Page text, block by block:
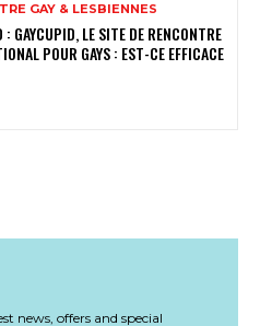
GAY & LESBIENNES
: GAYCUPID, LE SITE DE RENCONTRE
POUR GAYS : EST-CE EFFICACE
news, offers and special